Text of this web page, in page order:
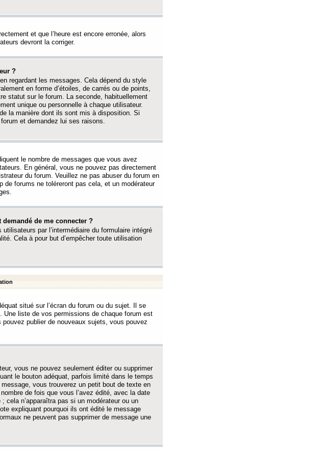
et que l’heure est encore erronée, alors
devront la corriger.
?
regardant les messages. Cela dépend du style
en forme d’étoiles, de carrés ou de points,
statut sur le forum. La seconde, habituellement
unique ou personnelle à chaque utilisateur.
la manière dont ils sont mis à disposition. Si
et demandez lui ses raisons.
le nombre de messages que vous avez
En général, vous ne pouvez pas directement
du forum. Veuillez ne pas abuser du forum en
de forums ne toléreront pas cela, et un modérateur
de me connecter ?
par l’intermédiaire du formulaire intégré
Cela à pour but d’empêcher toute utilisation
situé sur l’écran du forum ou du sujet. Il se
Une liste de vos permissions de chaque forum est
publier de nouveaux sujets, vous pouvez
vous ne pouvez seulement éditer ou supprimer
le bouton adéquat, parfois limité dans le temps
vous trouverez un petit bout de texte en
de fois que vous l’avez édité, avec la date
cela n’apparaîtra pas si un modérateur ou un
expliquant pourquoi ils ont édité le message
ne peuvent pas supprimer de message une